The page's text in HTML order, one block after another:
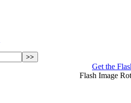
Get the
Flash Image